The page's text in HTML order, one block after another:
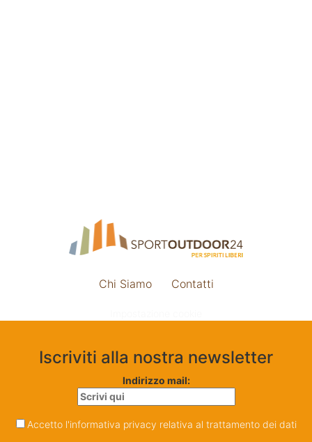
Chi Siamo Contatti
Iscriviti alla nostra newsletter
Indirizzo mail:
Accetto l'informativa privacy relativa al trattamento dei dati